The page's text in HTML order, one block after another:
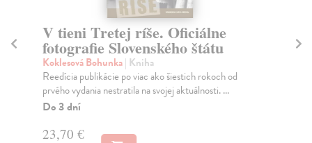
V tieni Tretej ríše. Oficiálne
fotografie Slovenského štátu
Koklesová Bohunka| Kniha
Reedícia publikácie po viac ako šiestich rokoch od
prvého vydania nestratila na svojej aktuálnosti. ...
Do 3 dní
23,70 €